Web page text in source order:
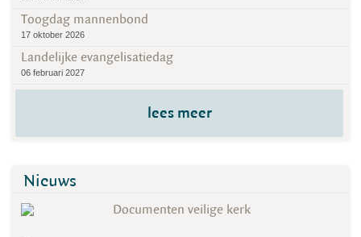
Toogdag mannenbond
17 oktober 2026
Landelijke evangelisatiedag
06 februari 2027
lees meer
Nieuws
Documenten veilige kerk